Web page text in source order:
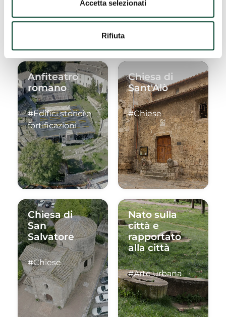
Accetta selezionati
Rifiuta
Anfiteatro
romano
#Edifici storici e
fortificazioni
Chiesa di
Sant'Alò
#Chiese
Chiesa di
San
Salvatore
#Chiese
Nato sulla
città e
rapportato
alla città
#Arte urbana